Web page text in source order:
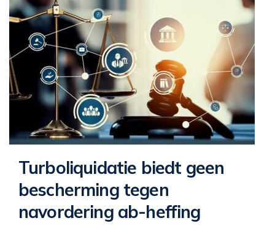
Turboliquidatie biedt geen
bescherming tegen
navordering ab-heffing